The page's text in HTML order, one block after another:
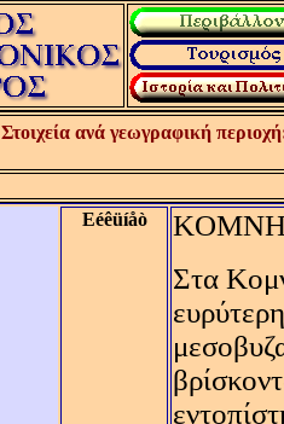
Στοιχεία ανά γεωγραφική
Eéêüíåò
Στα